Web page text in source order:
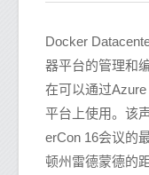
Docker
器平台的管理和
在可以通过
平台上使用。该
erCon 16会议的
顿州雷德蒙德的